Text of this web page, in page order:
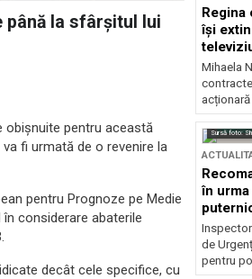
până la sfârșitul lui
obișnuite pentru această
fi urmată de o revenire la
pentru Prognoze pe Medie
considerare abaterile
decât cele specifice, cu
își
Mihaela
Sursă foto:
în
de
pentru